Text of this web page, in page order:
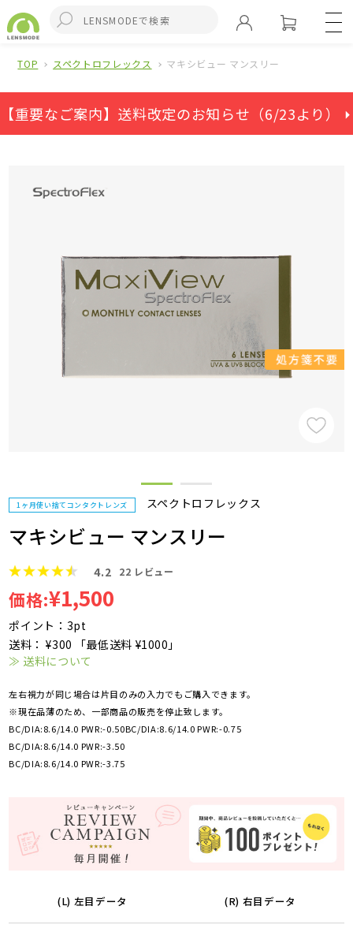
TOP スペクトロフレックス マキシビュー マンスリー
【重要なご案内】送料改定のお知らせ（6/23より） ⏵
1ヶ月使い捨てコンタクトレンズ スペクトロフレックス
マキシビュー マンスリー
4.2 22 レビュー
価格:¥1,500
ポイント：3pt
送料： ¥300 「最低送料 ¥1000」
≫ 送料について
左右視力が同じ場合は片目のみの入力でもご購入できます。
※現在品薄のため、一部商品の販売を停止致します。
BC/DIA:8.6/14.0 PWR:-0.50BC/DIA:8.6/14.0 PWR:-0.75
BC/DIA:8.6/14.0 PWR:-3.50
BC/DIA:8.6/14.0 PWR:-3.75
(L) 左目データ (R) 右目データ